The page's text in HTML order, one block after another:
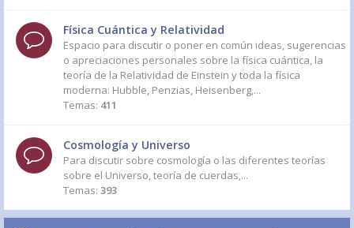
Física Cuántica y Relatividad
Espacio para discutir o poner en común ideas, sugerencias
o apreciaciones personales sobre la física cuántica, la
teoría de la Relatividad de Einstein y toda la física
moderna: Hubble, Penzias, Heisenberg,...
Temas: 411
Cosmología y Universo
Para discutir sobre cosmología o las diferentes teorías
sobre el Universo, teoría de cuerdas,...
Temas: 393